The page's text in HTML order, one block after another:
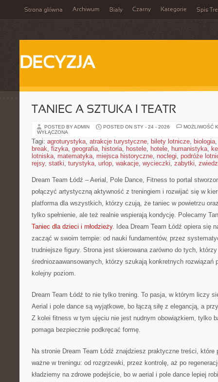
Strona główna Archiwum Biały Czarny Kategorie Spis
DECYZJA
TANIEC A SZTUKA I TEATR
POSTED BY ADMIN POSTED ON STY - 24 - 2026
MOŻLIWOŚĆ
WYŁĄCZONA
Tagi: agroturystyka, atrakcje turystyczne, bilety lotnicze, biologia
break, fizyka, geografia, historia, hostele, hotele, humanistyka,
lotniska, matematyka, miejsca historyczne, noclegi, podróże
rejsy, statki, turystyka, urlop, wakacje, wycieczki, zabytki,
Dream Team Łódź – Aerial, Pole Dance, Fitness to portal
połączyć artystyczną aktywność z treningiem i rozwijać się w
platforma dla wszystkich, którzy czują, że taniec w powietrzu
tylko spełnienie, ale też realnie wspierają kondycję. Polecamy
Taniec dla dzieci i młodzieży. Idea Dream Team Łódź opiera się
zacząć w swoim tempie: od nauki fundamentów, przez
trudniejsze figury. Strona jest skierowana zarówno do tych,
średniozaawansowanych, którzy szukają konkretnych rozwiązań
kolejny poziom.
Dream Team Łódź to nie tylko trening. To pasja, w którym liczy
Aerial i pole dance są wyjątkowe, bo łączą siłę z elegancją, a
Z kolei fitness w tym ujęciu nie jest nudnym obowiązkiem, tylko
pomaga bezpiecznie podkręcać formę.
Na stronie Dream Team Łódź znajdziesz praktyczne treści, które
ważne w treningu: od rozgrzewki, przez kontrolę, aż po
kładziemy na zdrowe podejście, bo w aerial i pole dance lepiej